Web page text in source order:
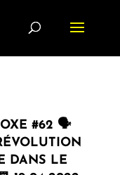
#62 🗣
DANS LE